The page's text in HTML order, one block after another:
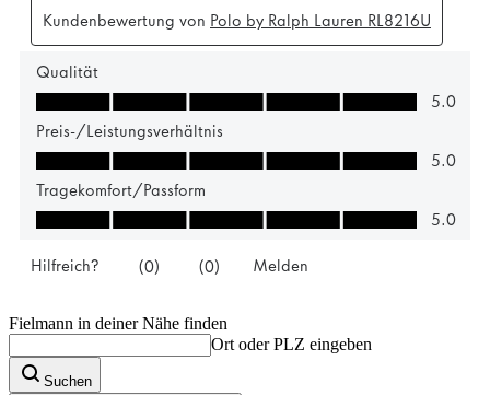
Fielmann in deiner Nähe finden
Ort oder PLZ eingeben
Suchen